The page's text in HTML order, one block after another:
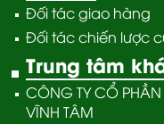
Đối tác giao hàng
Đối tác chiến lược
Trung tâm
CÔNG TY CỔ
VĨNH TÂM